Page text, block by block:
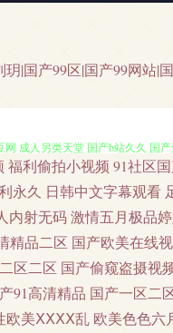
|国产99区|国产99网站|
产区久久 欧美大色 日本αV中文
成人另类天堂 国产b站久久 国
夜精品国产 亚洲色情五月天 在
线 丁香五月性交网友 国产精品
福利偷拍小视频 91社区
永久 日韩中文字幕观看
内射无码激情五月极品
精品二区 国产欧美在线
区二区 国产偷窥盗摄视
91高清精品 国产一区二
欧美ⅩⅩⅩⅩ乱 欧美色色六